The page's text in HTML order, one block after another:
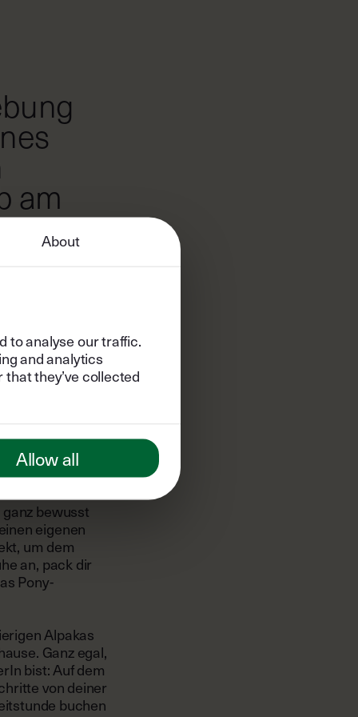
About
to analyse our traffic.
and analytics
they’ve collected
Allow all
am
aufbrechen.
den
liebevoll die
über
dem sogar
Umgebung auf
bewusst
eigenen
um dem
an, pack dir
Pony-
Alpakas
Ganz egal,
bist: Auf dem
von deiner
buchen